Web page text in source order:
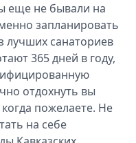
еще не бывали на
запланировать
лучших санаториев
365 дней в году,
отдохнуть вы
пожелаете. Не
на себе